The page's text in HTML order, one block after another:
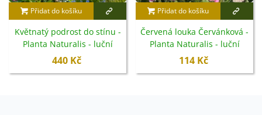
Přidat do košíku
Květnatý podrost do stínu -
Planta Naturalis - luční
směs - 40 g
440 Kč
Přidat do košíku
Červená louka Červánková -
Planta Naturalis - luční
směs - 10 g
114 Kč